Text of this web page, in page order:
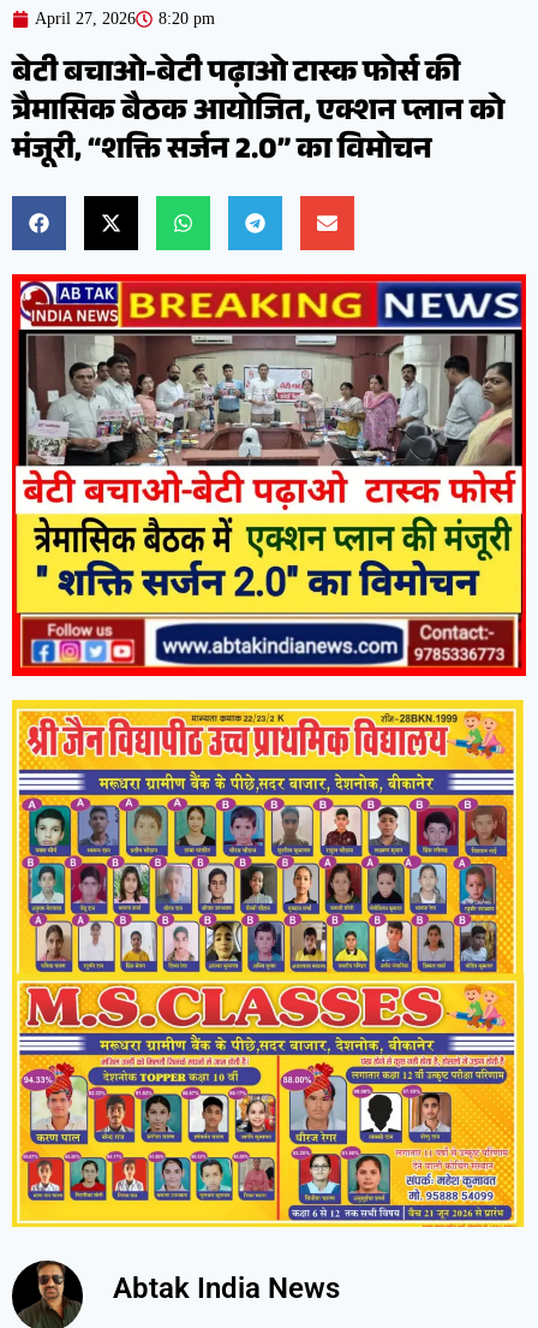
April 27, 2026 8:20 pm
बेटी बचाओ-बेटी पढ़ाओ टास्क फोर्स की
त्रैमासिक बैठक आयोजित, एक्शन प्लान को
मंजूरी, “शक्ति सर्जन 2.0” का विमोचन
Abtak India News